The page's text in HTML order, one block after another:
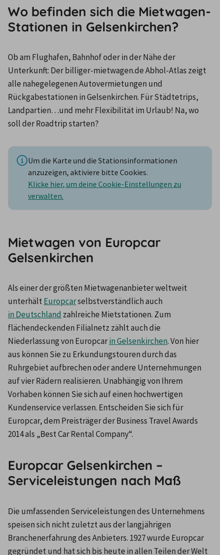
Wo befinden sich die Mietwagen-
Stationen in Gelsenkirchen?
Ob am Flughafen, Bahnhof oder in der Nähe der
Unterkunft: Der billiger-mietwagen.de Abhol-Atlas zeigt
alle nahegelegenen Autovermietungen und
Rückgabestationen in Gelsenkirchen. Für Städtetrips,
Landpartien…und mehr Flexibilität im Urlaub! Na, wo
soll der Roadtrip starten?
Um die Karte und die Stationsinformationen
anzuzeigen, aktiviere bitte Cookies.
Klicke hier, um deine Cookie-Einstellungen zu
verwalten.
Mietwagen von Europcar
Gelsenkirchen
Als einer der größten Mietwagenanbieter weltweit
unterhält Europcar selbstverständlich auch
in Deutschland zahlreiche Mietstationen. Zum
flächendeckenden Filialnetz zählt auch die
Niederlassung von Europcar in Gelsenkirchen. Von hier
aus können Sie zu Erkundungstouren durch das
Ruhrgebiet aufbrechen oder andere Unternehmungen
auf vier Rädern realisieren. Unabhängig von Ihrem
Vorhaben können Sie sich auf einen hochwertigen
Kundenservice verlassen. Entscheiden Sie sich für
Europcar, dem Preisträger der Business Travel Awards
2014 als „Best Car Rental Company“.
Europcar Gelsenkirchen –
Serviceleistungen nach Maß
Die umfassenden Serviceleistungen des Unternehmens
speisen sich nicht zuletzt aus der langjährigen
Branchenerfahrung des Anbieters. 1927 wurde Europcar
gegründet und hat sich bis heute in allen Teilen der Welt